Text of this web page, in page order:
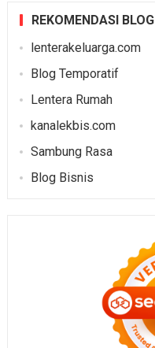
REKOMENDASI BLOG
lenterakeluarga.com
Blog Temporatif
Lentera Rumah
kanalekbis.com
Sambung Rasa
Blog Bisnis